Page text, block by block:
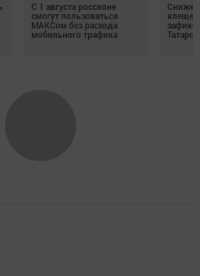
С 1 августа россияне
смогут пользоваться
МАКСом без расхода
мобильного трафика
клещей